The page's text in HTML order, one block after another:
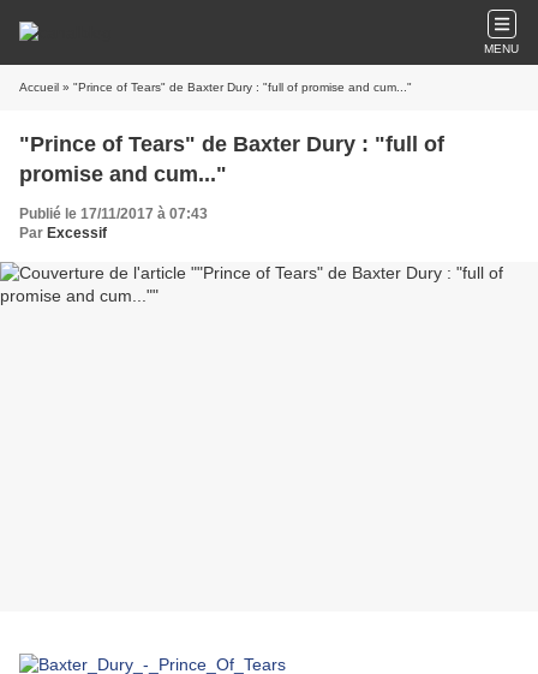
MENU
Accueil » "Prince of Tears" de Baxter Dury : "full of promise and cum..."
"Prince of Tears" de Baxter Dury : "full of
promise and cum..."
Publié le 17/11/2017 à 07:43
Par Excessif